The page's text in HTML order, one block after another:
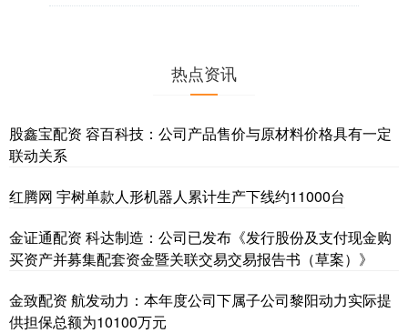
热点资讯
股鑫宝配资 容百科技：公司产品售价与原材料价格具有一定
联动关系
红腾网 宇树单款人形机器人累计生产下线约11000台
金证通配资 科达制造：公司已发布《发行股份及支付现金购
买资产并募集配套资金暨关联交易交易报告书（草案）》
金致配资 航发动力：本年度公司下属子公司黎阳动力实际提
供担保总额为10100万元